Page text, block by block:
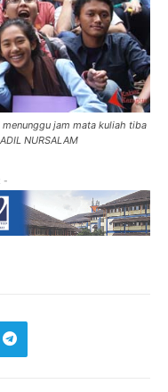
jam mata kuliah tiba
NURSALAM
-